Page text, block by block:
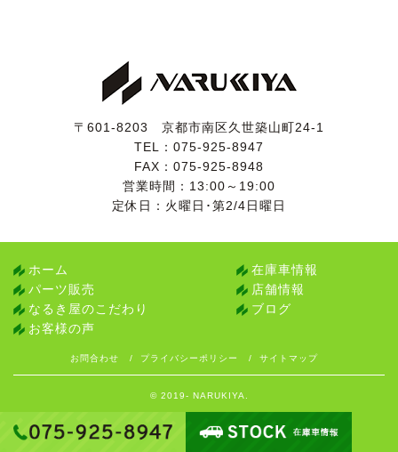
〒601-8203 京都市南区久世築山町24-1
TEL： 075-925-8947
FAX：075-925-8948
営業時間：13:00～19:00
定休日：火曜日･第2/4日曜日
ホーム
在庫車情報
パーツ販売
店舗情報
なるき屋のこだわり
ブログ
お客様の声
お問合わせ プライバシーポリシー サイトマップ
© 2019- NARUKIYA.